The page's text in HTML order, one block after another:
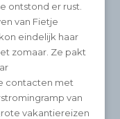
ontstond er rust.
van Fietje
eindelijk haar
zomaar. Ze pakt
contacten met
van
vakantiereizen